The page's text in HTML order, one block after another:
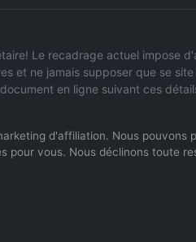
Le recadrage actuel impose
et ne jamais supposer que se
en ligne suivant ces
d'affiliation. Nous pouvons
vous. Nous déclinons toute